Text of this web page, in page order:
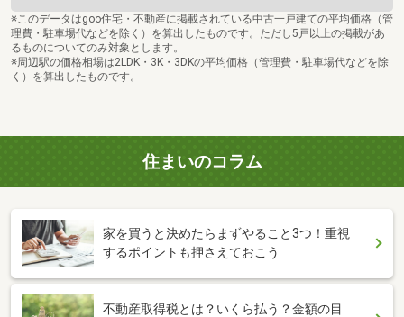
※このデータはgoo住宅・不動産に掲載されている中古一戸建ての平均価格（管
理費・駐車場代などを除く）を算出したものです。ただし5戸以上の掲載があ
るものについてのみ対象とします。
※周辺駅の価格相場は2LDK・3K・3DKの平均価格（管理費・駐車場代などを除
く）を算出したものです。
住まいのコラム
家を買うと決めたらまずやること3つ！重視
するポイントも押さえておこう
不動産取得税とは？いくら払う？金額の目